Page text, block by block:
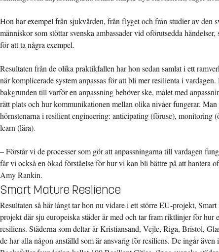
Hon har exempel från sjukvården, från flyget och från studier av den
människor som stöttar svenska ambassader vid oförutsedda
för att ta några exempel.
Resultaten från de olika praktikfallen har hon sedan samlat i ett
när komplicerade system anpassas för att bli mer resilienta i
bakgrunden till varför en anpassning behöver ske, målet med
rätt plats och hur kommunikationen mellan olika nivåer fungerar.
hörnstenarna i resilient engineering: anticipating (föruse), monitoring
learn (lära).
– Förstår vi de processer som gör att anpassningarna till vardagen
får vi också en ökad förståelse för hur vi kan bli bättre på att hantera
Amy Rankin.
Smart Mature Reslience
Resultaten så här långt tar hon nu vidare i ett större EU-projekt,
projekt där sju europeiska städer är med och tar fram riktlinjer för hur
resiliens. Städerna som deltar är Kristiansand, Vejle, Riga, Bristol,
de har alla någon anställd som är ansvarig för resiliens. De ingår